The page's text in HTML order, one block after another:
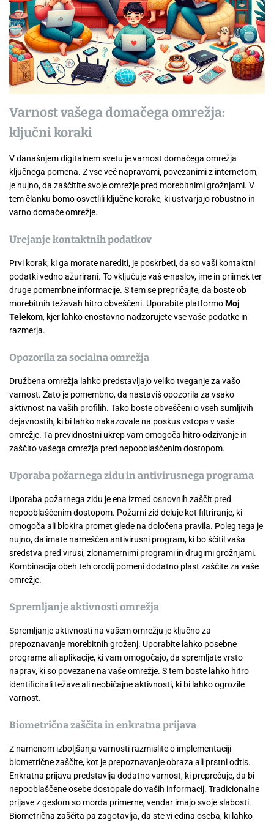
Varnost vašega domačega omrežja:
ključni koraki
V današnjem digitalnem svetu je varnost domačega omrežja
ključnega pomena. Z vse več napravami, povezanimi z internetom,
je nujno, da zaščitite svoje omrežje pred morebitnimi grožnjami. V
tem članku bomo osvetlili ključne korake, ki ustvarjajo robustno in
varno domače omrežje.
Urejanje kontaktnih podatkov
Prvi korak, ki ga morate narediti, je poskrbeti, da so vaši kontaktni
podatki vedno ažurirani. To vključuje vaš e-naslov, ime in priimek ter
druge pomembne informacije. S tem se prepričajte, da boste ob
morebitnih težavah hitro obveščeni. Uporabite platformoMoj
Telekom, kjer lahko enostavno nadzorujete vse vaše podatke in
razmerja.
Opozorila za socialna omrežja
Družbena omrežja lahko predstavljajo veliko tveganje za vašo
varnost. Zato je pomembno, da nastaviš opozorila za vsako
aktivnost na vaših profilih. Tako boste obveščeni o vseh sumljivih
dejavnostih, ki bi lahko nakazovale na poskus vstopa v vaše
omrežje. Ta previdnostni ukrep vam omogoča hitro odzivanje in
zaščito vašega omrežja pred nepooblaščenim dostopom.
Uporaba požarnega zidu in antivirusnega programa
Uporaba požarnega zidu je ena izmed osnovnih zaščit pred
nepooblaščenim dostopom. Požarni zid deluje kot filtriranje, ki
omogoča ali blokira promet glede na določena pravila. Poleg tega je
nujno, da imate nameščen antivirusni program, ki bo ščitil vaša
sredstva pred virusi, zlonamernimi programi in drugimi grožnjami.
Kombinacija obeh teh orodij pomeni dodatno plast zaščite za vaše
omrežje.
Spremljanje aktivnosti omrežja
Spremljanje aktivnosti na vašem omrežju je ključno za
prepoznavanje morebitnih groženj. Uporabite lahko posebne
programe ali aplikacije, ki vam omogočajo, da spremljate vrsto
naprav, ki so povezane na vaše omrežje. S tem boste lahko hitro
identificirali težave ali neobičajne aktivnosti, ki bi lahko ogrozile
varnost.
Biometrična zaščita in enkratna prijava
Z namenom izboljšanja varnosti razmislite o implementaciji
biometrične zaščite, kot je prepoznavanje obraza ali prstni odtis.
Enkratna prijava predstavlja dodatno varnost, ki preprečuje, da bi
nepooblaščene osebe dostopale do vaših informacij. Tradicionalne
prijave z geslom so morda primerne, vendar imajo svoje slabosti.
Biometrična zaščita pa zagotavlja, da ste vi edina oseba, ki lahko